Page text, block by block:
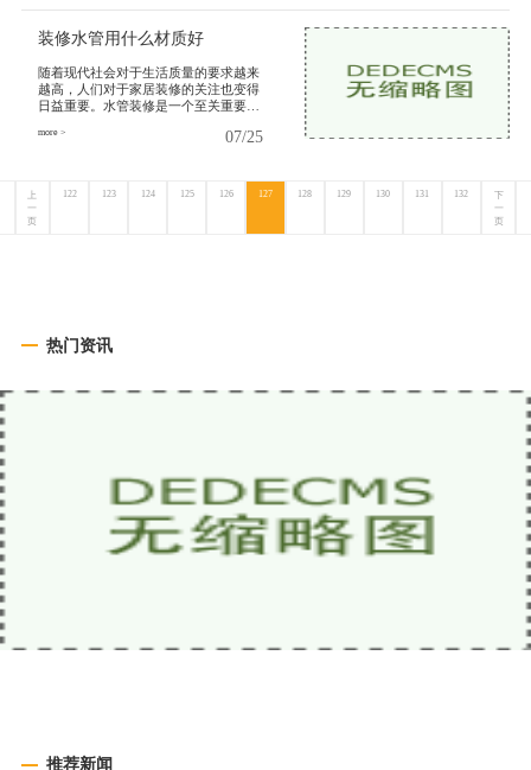
装修水管用什么材质好
随着现代社会对于生活质量的要求越来
越高，人们对于家居装修的关注也变得
日益重要。水管装修是一个至关重要的
稳定性，对于整个家庭的生活
more > 07/25
上
一
页
122 123 124 125 126 127 128 129 130 131 132
下
一
页
热门资讯
推荐新闻